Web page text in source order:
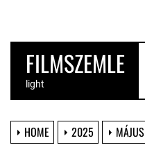
the
contentFILMSZEMLE
light
HOME 2025 MÁJUS